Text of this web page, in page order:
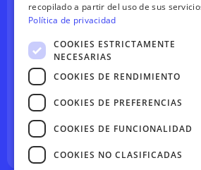
985 84 14 64
El Merediz (Coviella, Cangas de
Arriondas, Asturias
GPS: 43.3926035308325, -
I
s
g
Y
u
b
recopilado a partir del uso de sus
Política de privacidad
COOKIES ESTRICTAMENTE
NECESARIAS
COOKIES DE RENDIMIENTO
COOKIES DE PREFERENCIAS
COOKIES DE FUNCIONALIDAD
COOKIES NO CLASIFICADAS